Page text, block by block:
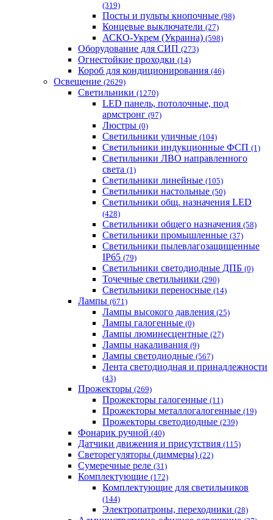
(319)
Посты и пульты кнопочные (98)
Концевые выключатели (27)
АСКО-Укрем (Украина) (598)
Оборудование для СИП (273)
Огнестойкие проходки (14)
Короб для кондиционирования (46)
Освещение (2629)
Светильники (1270)
LED панель, потолочные, под
армстронг (97)
Люстры (0)
Светильники уличные (104)
Светильники индукционные ФСП (1)
Светильники ЛВО направленного
света (1)
Светильники линейные (105)
Светильники настольные (50)
Светильники общ. назначения LED
(428)
Светильники общего назначения (58)
Светильники промышленные (37)
Светильники пылевлагозащищенные
IP65 (79)
Светильники светодиодные ДПБ (0)
Точечные светильники (290)
Светильники переносные (14)
Лампы (671)
Лампы высокого давления (25)
Лампы галогенные (0)
Лампы люминесцентные (27)
Лампы накаливания (9)
Лампы светодиодные (567)
Лента светодиодная и принадлежности
(43)
Прожекторы (269)
Прожекторы галогенные (11)
Прожекторы металлогалогенные (19)
Прожекторы светодиодные (239)
Фонарик ручной (40)
Датчики движения и присутствия (115)
Светорегуляторы (диммеры) (22)
Сумеречные реле (31)
Комплектующие (172)
Комплектующие для светильников
(144)
Электропатроны, переходники (28)